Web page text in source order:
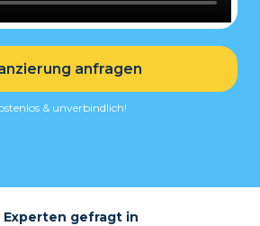
anfragen
& unverbindlich!
Experten gefragt in